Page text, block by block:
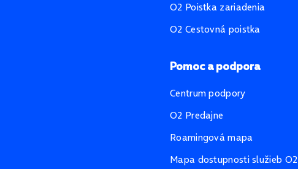
O2 Poistka zariadenia
O2 Cestovná poistka
Pomoc a podpora
Centrum podpory
O2 Predajne
Roamingová mapa
Mapa dostupnosti služieb O2